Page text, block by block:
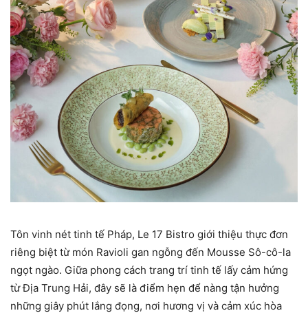
Tôn vinh nét tinh tế Pháp, Le 17 Bistro giới thiệu thực đơn
riêng biệt từ món Ravioli gan ngỗng đến Mousse Sô-cô-la
ngọt ngào. Giữa phong cách trang trí tinh tế lấy cảm hứng
từ Địa Trung Hải, đây sẽ là điểm hẹn để nàng tận hưởng
những giây phút lắng đọng, nơi hương vị và cảm xúc hòa